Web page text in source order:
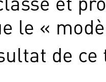
le «
de